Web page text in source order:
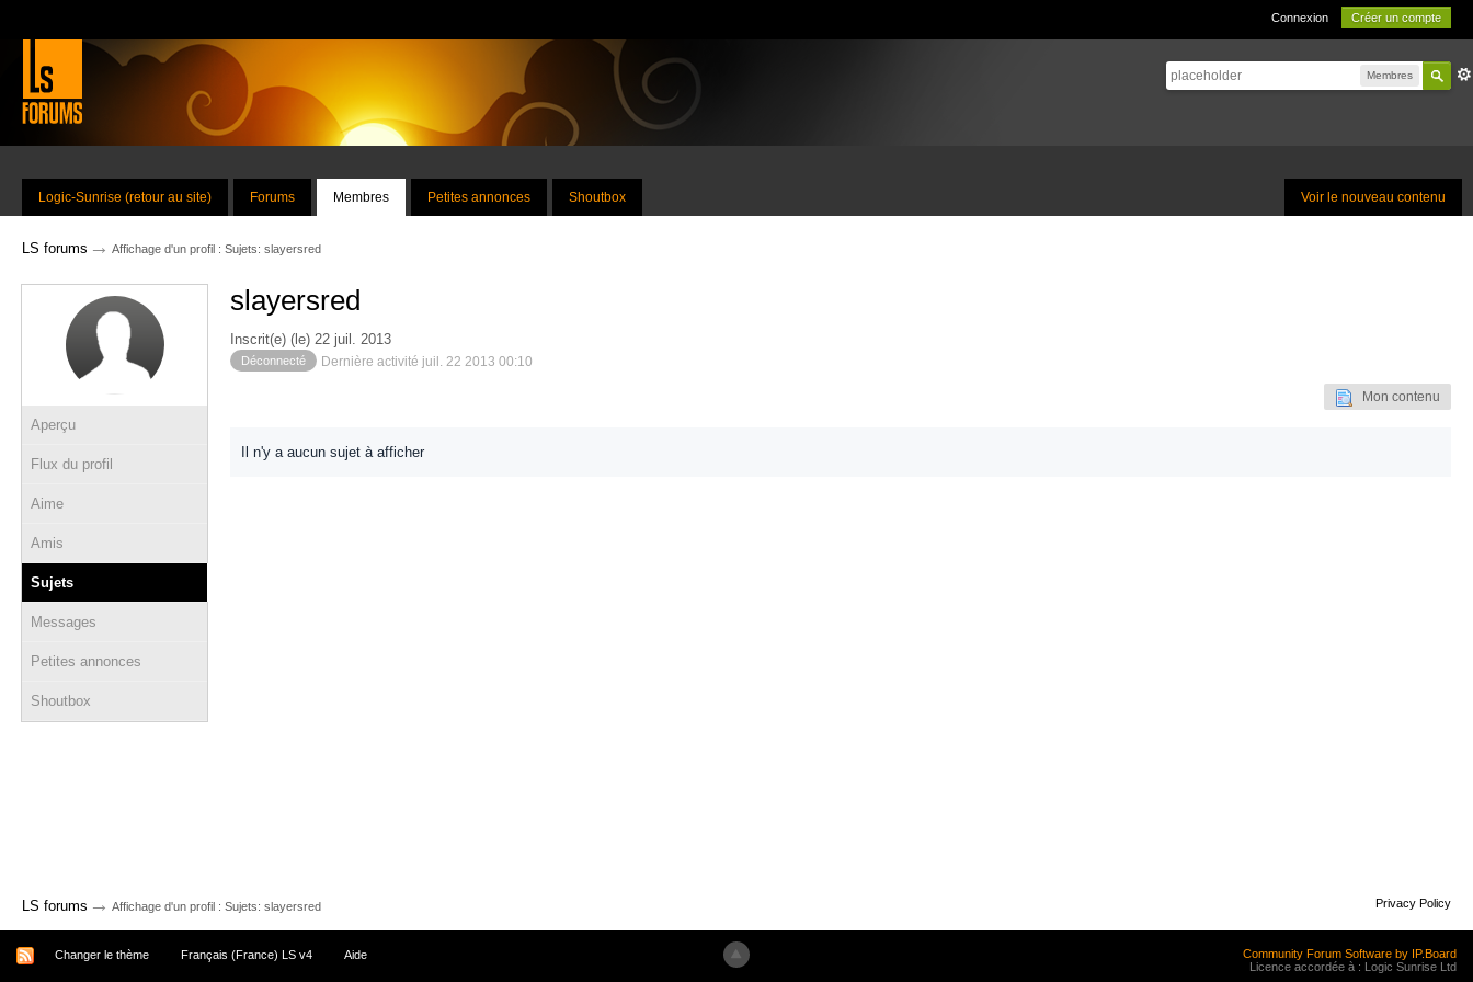
Connexion Créer un compte
Membres
Voir le nouveau contenu
Logic-Sunrise (retour au site) Forums Membres Petites annonces Shoutbox
LS forums → Affichage d'un profil : Sujets: slayersred
Aperçu
Flux du profil
Aime
Amis
Sujets
Messages
Petites annonces
Shoutbox
slayersred
Inscrit(e) (le) 22 juil. 2013
Déconnecté Dernière activité juil. 22 2013 00:10
Mon contenu
Il n'y a aucun sujet à afficher
LS forums → Affichage d'un profil : Sujets: slayersred Privacy Policy
Changer le thème Français (France) LS v4 Aide
Community Forum Software by IP.Board
Licence accordée à : Logic Sunrise Ltd